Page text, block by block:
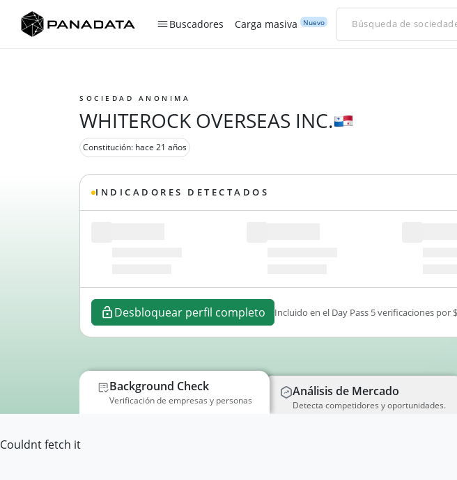
Buscadores Carga masiva Nuevo
SOCIEDAD ANONIMA
WHITEROCK OVERSEAS INC.
Constitución: hace 21 años
INDICADORES DETECTADOS
Desbloquear perfil completo Incluido en el Day Pass 5 verificaciones por
Background Check
Verificación de empresas y personas
Análisis de Mercado
Detecta competidores y oportunidades.
Couldnt fetch it